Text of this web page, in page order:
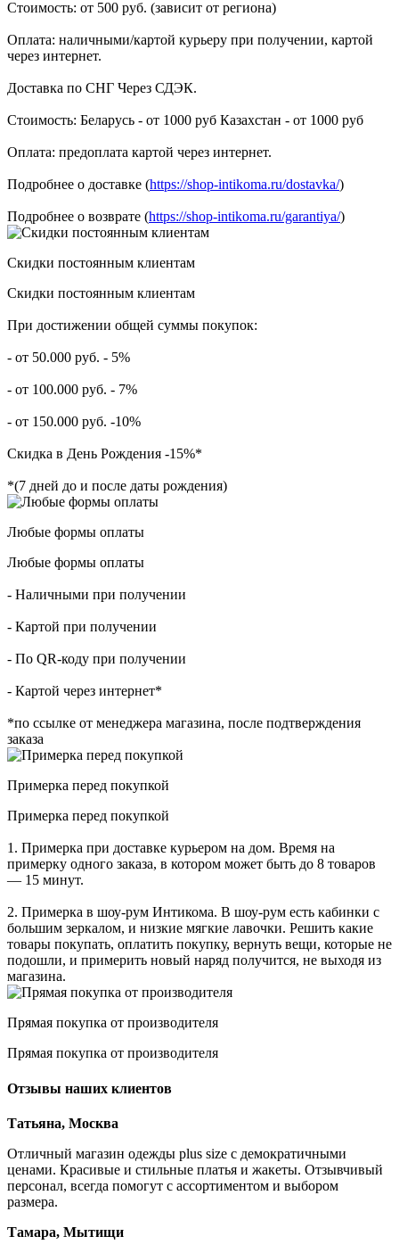
Стоимость: от 500 руб. (зависит от региона)
Оплата: наличными/картой курьеру при получении, картой
через интернет.
Доставка по СНГ Через СДЭК.
Стоимость: Беларусь - от 1000 руб Казахстан - от 1000 руб
Оплата: предоплата картой через интернет.
Подробнее о доставке (https://shop-intikoma.ru/dostavka/)
Подробнее о возврате (https://shop-intikoma.ru/garantiya/)
Скидки постоянным клиентам
Скидки постоянным клиентам
При достижении общей суммы покупок:
- от 50.000 руб. - 5%
- от 100.000 руб. - 7%
- от 150.000 руб. -10%
Скидка в День Рождения -15%*
*(7 дней до и после даты рождения)
Любые формы оплаты
Любые формы оплаты
- Наличными при получении
- Картой при получении
- По QR-коду при получении
- Картой через интернет*
*по ссылке от менеджера магазина, после подтверждения
заказа
Примерка перед покупкой
Примерка перед покупкой
1. Примерка при доставке курьером на дом. Время на
примерку одного заказа, в котором может быть до 8 товаров
— 15 минут.
2. Примерка в шоу-рум Интикома. В шоу-рум есть кабинки с
большим зеркалом, и низкие мягкие лавочки. Решить какие
товары покупать, оплатить покупку, вернуть вещи, которые не
подошли, и примерить новый наряд получится, не выходя из
магазина.
Прямая покупка от производителя
Прямая покупка от производителя
Отзывы наших клиентов
Татьяна, Москва
Отличный магазин одежды plus size с демократичными
ценами. Красивые и стильные платья и жакеты. Отзывчивый
персонал, всегда помогут с ассортиментом и выбором
размера.
Тамара, Мытищи